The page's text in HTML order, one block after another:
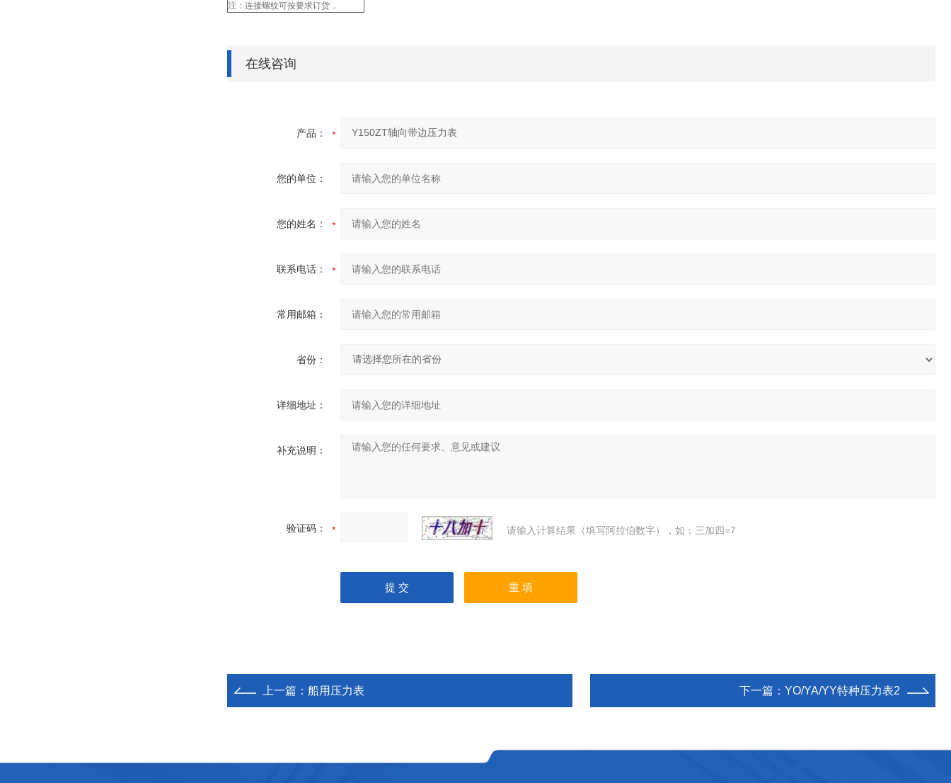
注：连接螺纹可按要求订货．
在线咨询
产品：
您的单位：
您的姓名：
联系电话：
常用邮箱：
省份：
详细地址：
补充说明：
验证码： 请输入计算结果（填写阿拉伯数字），如：三加四=7
上一篇： 船用压力表 下一篇： YO/YA/YY特种压力表2